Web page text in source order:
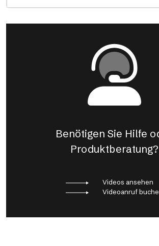
Benötigen Sie Hilfe
Produktberatung?
Videos ansehen
Videoanruf